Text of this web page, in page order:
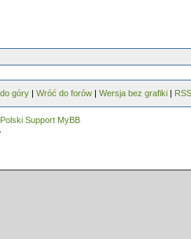
góry | Wróć do forów | Wersja bez grafiki | RSS
Polski Support MyBB